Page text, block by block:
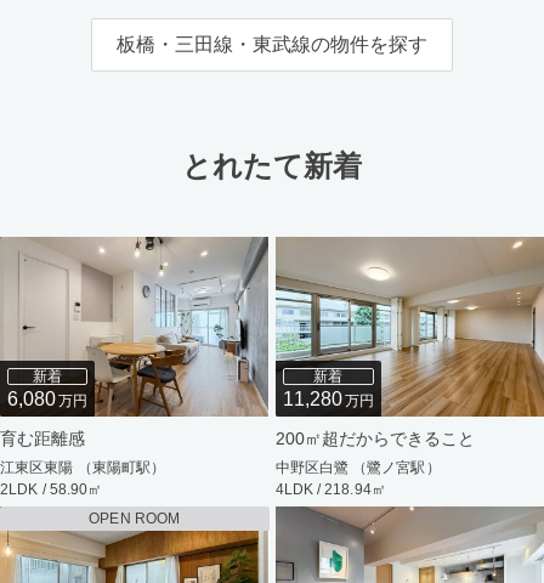
板橋・三田線・東武線の物件を探す
とれたて新着
新着
6,080万円
育む距離感
江東区東陽 （東陽町駅）
2LDK / 58.90㎡
新着
11,280万円
200㎡超だからできること
中野区白鷺 （鷺ノ宮駅）
4LDK / 218.94㎡
OPEN ROOM